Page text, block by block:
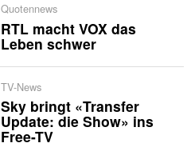
Quotennews
RTL macht VOX das
Leben schwer
TV-News
Sky bringt «Transfer
Update: die Show» ins
Free-TV